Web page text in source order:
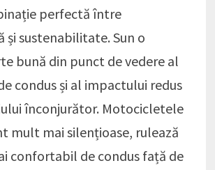
perfectă între
și sustenabilitate. Sun o
bună din punct de vedere al
condus și al impactului redus
înconjurător. Motocicletele
mult mai silențioase, rulează
confortabil de condus față de